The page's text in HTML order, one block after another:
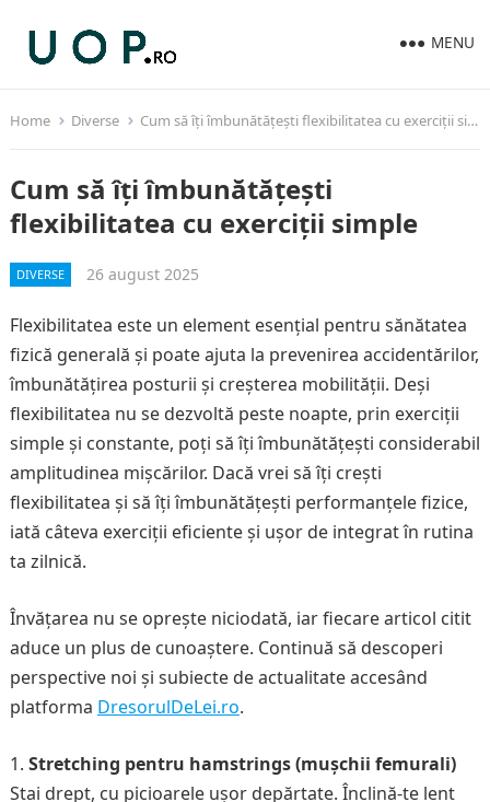
MENU
Home Diverse Cum să îți îmbunătățești flexibilitatea cu exerciții simple
Cum să îți îmbunătățești
flexibilitatea cu exerciții simple
DIVERSE 26 august 2025
Flexibilitatea este un element esențial pentru sănătatea
fizică generală și poate ajuta la prevenirea accidentărilor,
îmbunătățirea posturii și creșterea mobilității. Deși
flexibilitatea nu se dezvoltă peste noapte, prin exerciții
simple și constante, poți să îți îmbunătățești considerabil
amplitudinea mișcărilor. Dacă vrei să îți crești
flexibilitatea și să îți îmbunătățești performanțele fizice,
iată câteva exerciții eficiente și ușor de integrat în rutina
ta zilnică.
Învățarea nu se oprește niciodată, iar fiecare articol citit
aduce un plus de cunoaștere. Continuă să descoperi
perspective noi și subiecte de actualitate accesând
platforma DresorulDeLei.ro.
Stretching pentru hamstrings (mușchii femurali)
Stai drept, cu picioarele ușor depărtate. Înclină-te lent